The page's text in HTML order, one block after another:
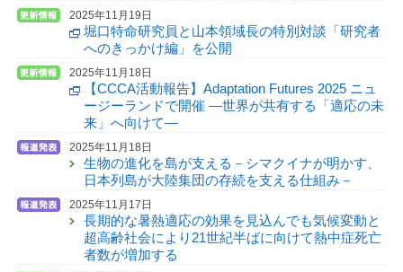
2025年11月19日
堀口特命研究員と山本領域長の特別対談「研究者
へのきっかけ編」を公開
2025年11月18日
【CCCA活動報告】Adaptation Futures 2025 ニュ
ージーランドで開催 —世界が共有する「適応の未
来」へ向けて—
2025年11月18日
生物の進化を島が支える－シマクイナが明かす、
日本列島が大陸集団の存続を支える仕組み－
2025年11月17日
長期的な暑熱適応の効果を見込んでも気候変動と
超高齢社会により21世紀半ばに向けて熱中症死亡
者数が増加する